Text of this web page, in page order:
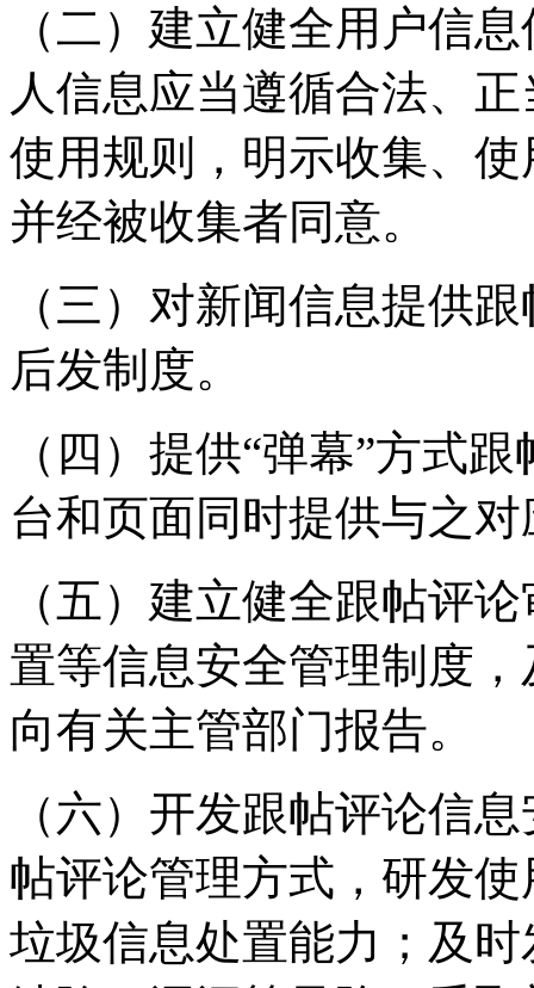
（二）建立健全用户信
人信息应当遵循合法、
使用规则，明示收集、
并经被收集者同意。
（三）对新闻信息提供
后发制度。
（四）提供“弹幕”方式
台和页面同时提供与之
（五）建立健全跟帖评
置等信息安全管理制度
向有关主管部门报告。
（六）开发跟帖评论信
帖评论管理方式，研发
垃圾信息处置能力；及